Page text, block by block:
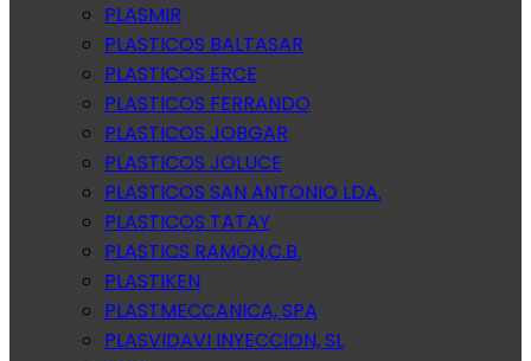
PLASMIR
PLASTICOS BALTASAR
PLASTICOS ERCE
PLASTICOS FERRANDO
PLASTICOS JOBGAR
PLASTICOS JOLUCE
PLASTICOS SAN ANTONIO LDA.
PLASTICOS TATAY
PLASTICS RAMON,C.B.
PLASTIKEN
PLASTMECCANICA, SPA
PLASVIDAVI INYECCION, SL